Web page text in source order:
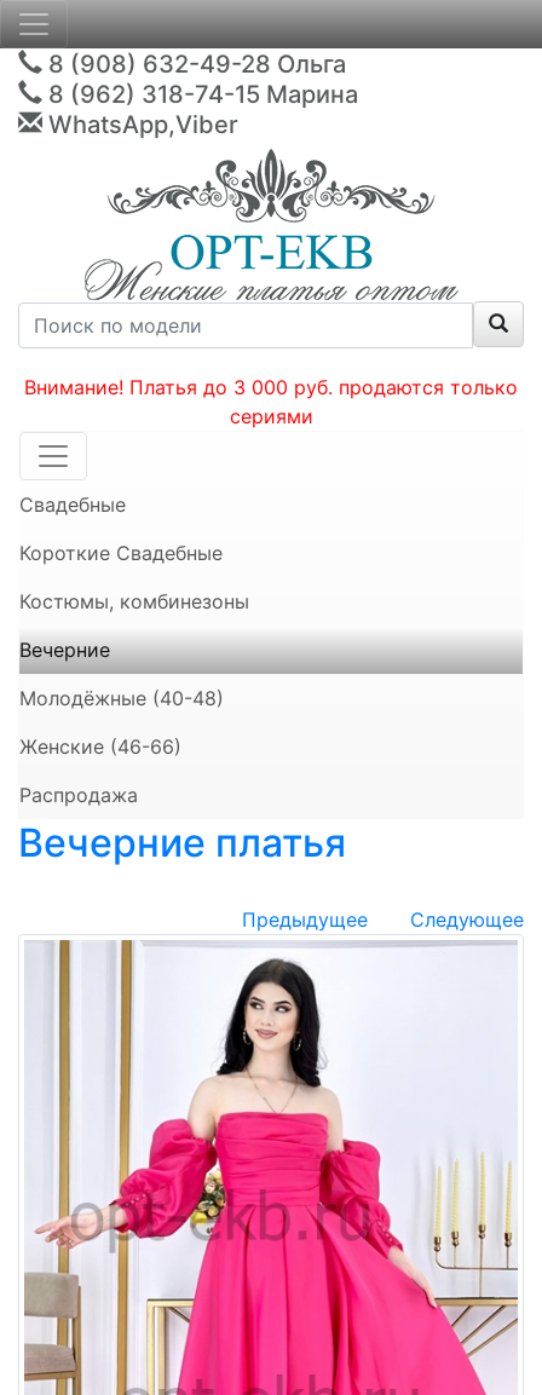
8 (908) 632-49-28 Ольга
8 (962) 318-74-15 Марина
WhatsApp,Viber
Внимание! Платья до 3 000 руб. продаются только
сериями
Свадебные
Короткие Свадебные
Костюмы, комбинезоны
Вечерние
Молодёжные (40-48)
Женские (46-66)
Распродажа
Вечерние платья
Предыдущее Следующее